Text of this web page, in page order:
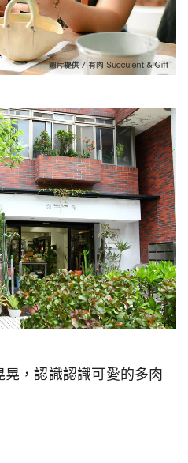
晃 ，認識認識可愛的多肉